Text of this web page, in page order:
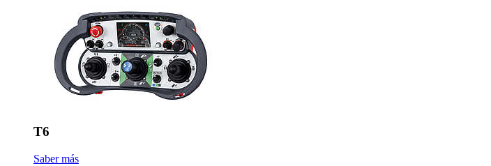
T6
Saber más